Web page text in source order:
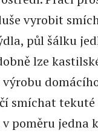
vyrobit
půl šálku
lze
smíchat
poměru jedna